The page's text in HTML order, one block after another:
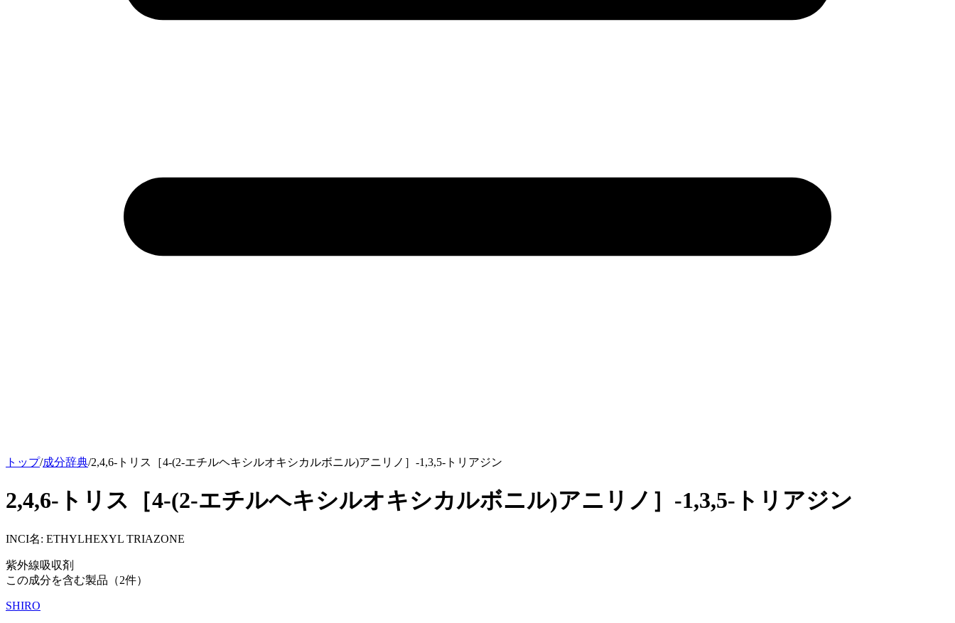
トップ/成分辞典/2,4,6-トリス［4-(2-エチルヘキシルオキシカルボニル)アニリノ］-1,3,5-トリアジン
2,4,6-トリス［4-(2-エチルヘキシルオキシカルボニル)アニリノ］-1,3,5-トリアジン
INCI名: ETHYLHEXYL TRIAZONE
紫外線吸収剤
この成分を含む製品（2件）
SHIRO